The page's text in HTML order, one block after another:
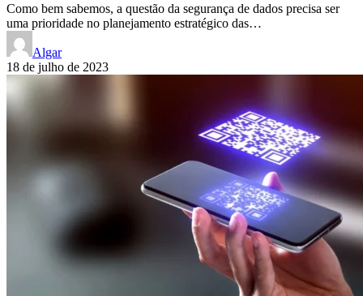
Como bem sabemos, a questão da segurança de dados precisa ser
uma prioridade no planejamento estratégico das…
Algar
18 de julho de 2023